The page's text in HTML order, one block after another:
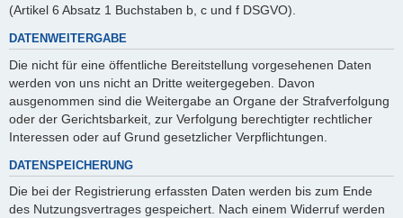
(Artikel 6 Absatz 1 Buchstaben b, c und f DSGVO).
DATENWEITERGABE
Die nicht für eine öffentliche Bereitstellung vorgesehenen Daten
werden von uns nicht an Dritte weitergegeben. Davon
ausgenommen sind die Weitergabe an Organe der Strafverfolgung
oder der Gerichtsbarkeit, zur Verfolgung berechtigter rechtlicher
Interessen oder auf Grund gesetzlicher Verpflichtungen.
DATENSPEICHERUNG
Die bei der Registrierung erfassten Daten werden bis zum Ende
des Nutzungsvertrages gespeichert. Nach einem Widerruf werden